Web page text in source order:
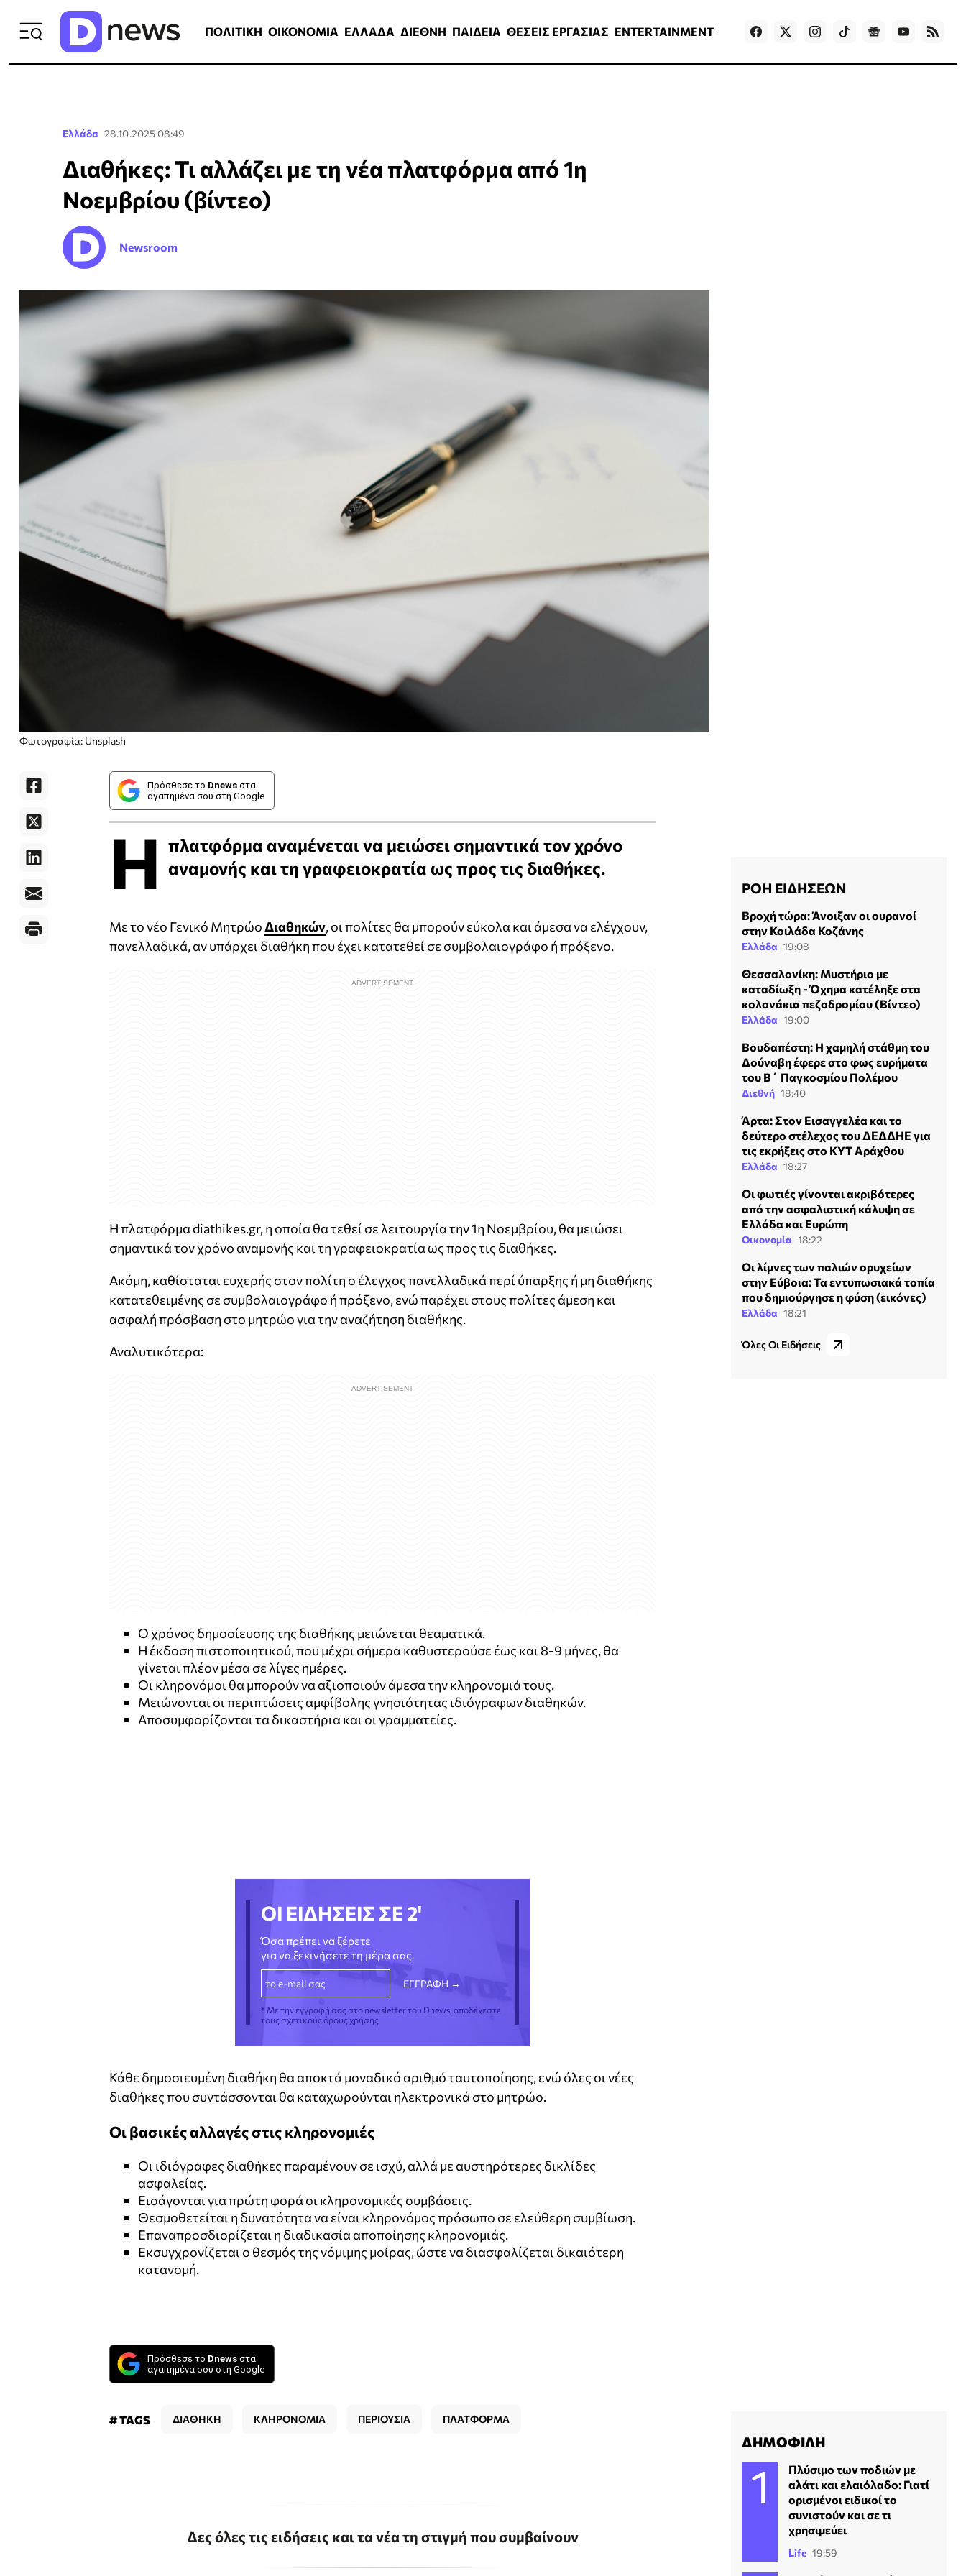
ΠΟΛΙΤΙΚΗ ΟΙΚΟΝΟΜΙΑ ΕΛΛΑΔΑ ΔΙΕΘΝΗ ΠΑΙΔΕΙΑ ΘΕΣΕΙΣ ΕΡΓΑΣΙΑΣ ENTERTAINMENT Games
Ελλάδα 28.10.2025 08:49
Διαθήκες: Τι αλλάζει με τη νέα πλατφόρμα από 1η
Νοεμβρίου (βίντεο)
Newsroom
Φωτογραφία: Unsplash
Πρόσθεσε το Dnews στα
αγαπημένα σου στη Google
Η πλατφόρμα αναμένεται να μειώσει σημαντικά τον χρόνο
αναμονής και τη γραφειοκρατία ως προς τις διαθήκες.
Με το νέο Γενικό ΜητρώοΔιαθηκών, οι πολίτες θα μπορούν εύκολα και άμεσα να ελέγχουν,
πανελλαδικά, αν υπάρχει διαθήκη που έχει κατατεθεί σε συμβολαιογράφο ή πρόξενο.
Η πλατφόρμα diathikes.gr, η οποία θα τεθεί σε λειτουργία την 1η Νοεμβρίου, θα μειώσει
σημαντικά τον χρόνο αναμονής και τη γραφειοκρατία ως προς τις διαθήκες.
Ακόμη, καθίσταται ευχερής στον πολίτη ο έλεγχος πανελλαδικά περί ύπαρξης ή μη διαθήκης
κατατεθειμένης σε συμβολαιογράφο ή πρόξενο, ενώ παρέχει στους πολίτες άμεση και
ασφαλή πρόσβαση στο μητρώο για την αναζήτηση διαθήκης.
Αναλυτικότερα:
Ο χρόνος δημοσίευσης της διαθήκης μειώνεται θεαματικά.
Η έκδοση πιστοποιητικού, που μέχρι σήμερα καθυστερούσε έως και 8-9 μήνες, θα
γίνεται πλέον μέσα σε λίγες ημέρες.
Οι κληρονόμοι θα μπορούν να αξιοποιούν άμεσα την κληρονομιά τους.
Μειώνονται οι περιπτώσεις αμφίβολης γνησιότητας ιδιόγραφων διαθηκών.
Αποσυμφορίζονται τα δικαστήρια και οι γραμματείες.
ΟΙ ΕΙΔΗΣΕΙΣ ΣΕ 2'
Όσα πρέπει να ξέρετε
για να ξεκινήσετε τη μέρα σας.
* Με την εγγραφή σας στο newsletter του Dnews, αποδέχεστε
τους σχετικούς όρους χρήσης
Κάθε δημοσιευμένη διαθήκη θα αποκτά μοναδικό αριθμό ταυτοποίησης, ενώ όλες οι νέες
διαθήκες που συντάσσονται θα καταχωρούνται ηλεκτρονικά στο μητρώο.
Οι βασικές αλλαγές στις κληρονομιές
Οι ιδιόγραφες διαθήκες παραμένουν σε ισχύ, αλλά με αυστηρότερες δικλίδες
ασφαλείας.
Εισάγονται για πρώτη φορά οι κληρονομικές συμβάσεις.
Θεσμοθετείται η δυνατότητα να είναι κληρονόμος πρόσωπο σε ελεύθερη συμβίωση.
Επαναπροσδιορίζεται η διαδικασία αποποίησης κληρονομιάς.
Εκσυγχρονίζεται ο θεσμός της νόμιμης μοίρας, ώστε να διασφαλίζεται δικαιότερη
κατανομή.
Πρόσθεσε το Dnews στα
αγαπημένα σου στη Google
# TAGS ΔΙΑΘΗΚΗ ΚΛΗΡΟΝΟΜΙΑ ΠΕΡΙΟΥΣΙΑ ΠΛΑΤΦΟΡΜΑ
Δες όλες τις ειδήσεις και τα νέα τη στιγμή που συμβαίνουν
ΡΟΗ ΕΙΔΗΣΕΩΝ
Βροχή τώρα: Άνοιξαν οι ουρανοί
στην Κοιλάδα Κοζάνης
Ελλάδα 19:08
Θεσσαλονίκη: Μυστήριο με
καταδίωξη - Όχημα κατέληξε στα
κολονάκια πεζοδρομίου (Βίντεο)
Ελλάδα 19:00
Βουδαπέστη: Η χαμηλή στάθμη του
Δούναβη έφερε στο φως ευρήματα
του Β΄ Παγκοσμίου Πολέμου
Διεθνή 18:40
Άρτα: Στον Εισαγγελέα και το
δεύτερο στέλεχος του ΔΕΔΔΗΕ για
τις εκρήξεις στο ΚΥΤ Αράχθου
Ελλάδα 18:27
Οι φωτιές γίνονται ακριβότερες
από την ασφαλιστική κάλυψη σε
Ελλάδα και Ευρώπη
Οικονομία 18:22
Οι λίμνες των παλιών ορυχείων
στην Εύβοια: Τα εντυπωσιακά τοπία
που δημιούργησε η φύση (εικόνες)
Ελλάδα 18:21
Όλες Οι Ειδήσεις
ΔΗΜΟΦΙΛΗ
Πλύσιμο των ποδιών με
αλάτι και ελαιόλαδο: Γιατί
ορισμένοι ειδικοί το
συνιστούν και σε τι
χρησιμεύει
Life 19:59